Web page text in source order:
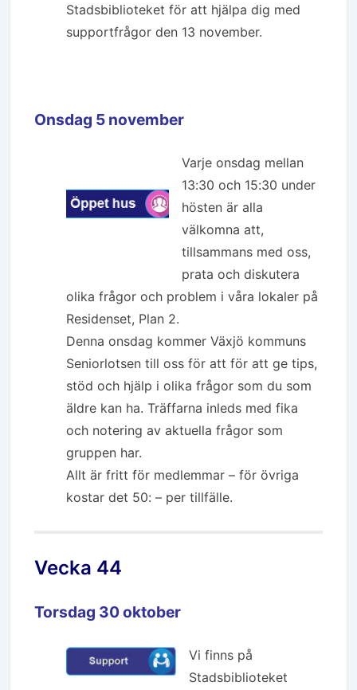
Stadsbiblioteket för att hjälpa dig med
supportfrågor den 13 november.
Onsdag 5 november
Varje onsdag mellan
13:30 och 15:30 under
hösten är alla
välkomna att,
tillsammans med oss,
prata och diskutera
olika frågor och problem i våra lokaler på
Residenset, Plan 2.
Denna onsdag kommer Växjö kommuns
Seniorlotsen till oss för att för att ge tips,
stöd och hjälp i olika frågor som du som
äldre kan ha. Träffarna inleds med fika
och notering av aktuella frågor som
gruppen har.
Allt är fritt för medlemmar – för övriga
kostar det 50: – per tillfälle.
Vecka 44
Torsdag 30 oktober
Vi finns på
Stadsbiblioteket